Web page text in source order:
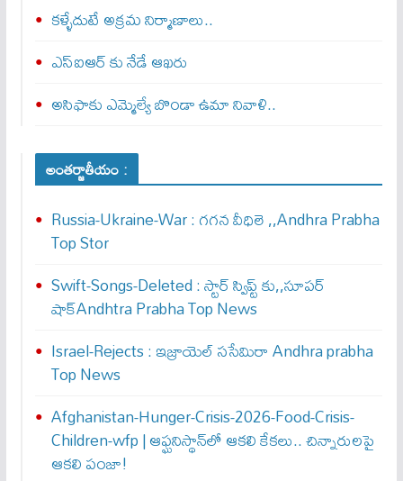
కళ్ళేదుటే అక్రమ నిర్మాణాలు..
ఎస్ఐఆర్ కు నేడే ఆఖ‌రు
అసిఫాకు ఎమ్మెల్యే బొండా ఉమా నివాళి..
అంతర్జాతీయం :
Russia-Ukraine-War : గ‌గ‌న వీధిలె ,,Andhra Prabha
Top Stor
Swift-Songs-Deleted : స్టార్ స్విప్ట్ కు,,సూప‌ర్
షాక్Andhtra Prabha Top News
Israel-Rejects : ఇజ్రాయెల్ స‌సేమిరా Andhra prabha
Top News
Afghanistan-Hunger-Crisis-2026-Food-Crisis-
Children-wfp | ఆఫ్ఘనిస్థాన్‌లో ఆకలి కేకలు.. చిన్నారులపై
ఆకలి పంజా!